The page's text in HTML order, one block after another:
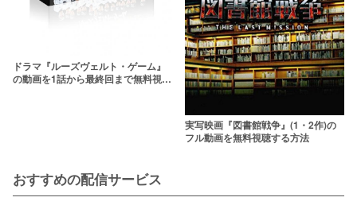
ドラマ『ルーズヴェルト・ゲーム』
の動画を1話から最終回まで無料視聴
実写映画『図書館戦争』(1・2作)の
フル動画を無料視聴する方法
おすすめの配信サービス